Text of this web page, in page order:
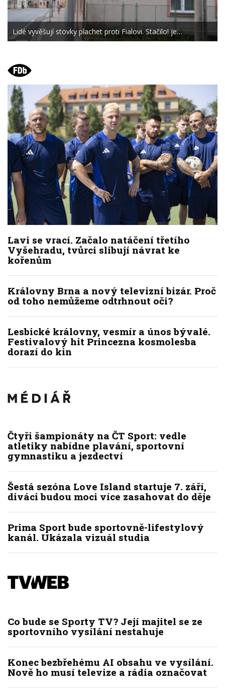
Lidé vyvěšují stovky plachet proti Fialovi. Stačilo! je…
Lavi se vrací. Začalo natáčení třetího
Vyšehradu, tvůrci slibují návrat ke
kořenům
Královny Brna a nový televizní bizár. Proč
od toho nemůžeme odtrhnout oči?
Lesbické královny, vesmír a únos bývalé.
Festivalový hit Princezna kosmolesba
dorazí do kin
Čtyři šampionáty na ČT Sport: vedle
atletiky nabídne plavání, sportovní
gymnastiku a jezdectví
Šestá sezóna Love Island startuje 7. září,
diváci budou moci více zasahovat do děje
Prima Sport bude sportovně-lifestylový
kanál. Ukázala vizuál studia
Co bude se Sporty TV? Její majitel se ze
sportovního vysílání nestahuje
Konec bezbřehému AI obsahu ve vysílání.
Nově ho musí televize a rádia označovat